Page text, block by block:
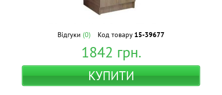
Відгуки (0) Код товару 15-39677
1842 грн.
КУПИТИ